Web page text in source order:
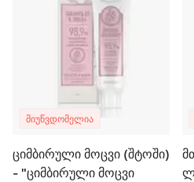
ᲛᲘᲣᲬᲕᲓᲝᲛᲔᲚᲘᲐ
ციმბირული მოცვი (შტოში)
- "ციმბირული მოცვი